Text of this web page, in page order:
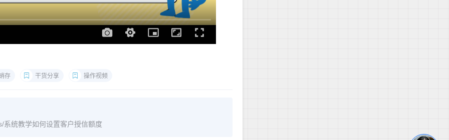
存 干货分享 操作视频
统教学如何设置客户授信额度